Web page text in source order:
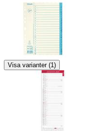
Visa varianter (1)